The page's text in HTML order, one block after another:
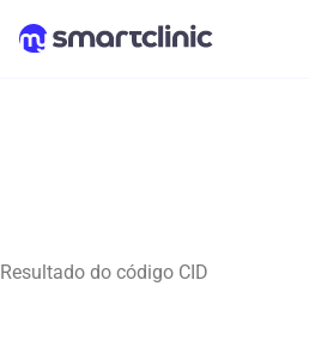
Resultado do código CID